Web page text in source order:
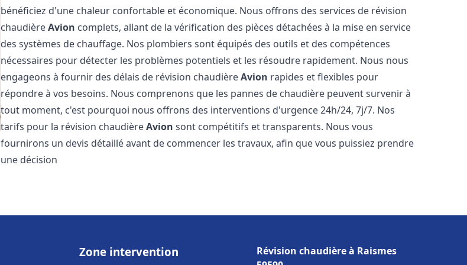
bénéficiez d'une chaleur confortable et économique. Nous offrons des services de révision
chaudièreAvion complets, allant de la vérification des pièces détachées à la mise en service
des systèmes de chauffage. Nos plombiers sont équipés des outils et des compétences
nécessaires pour détecter les problèmes potentiels et les résoudre rapidement. Nous nous
engageons à fournir des délais de révision chaudièreAvion rapides et flexibles pour
répondre à vos besoins. Nous comprenons que les pannes de chaudière peuvent survenir à
tout moment, c'est pourquoi nous offrons des interventions d'urgence 24h/24, 7j/7. Nos
tarifs pour la révision chaudièreAvion sont compétitifs et transparents. Nous vous
fournirons un devis détaillé avant de commencer les travaux, afin que vous puissiez prendre
une décision
Zone intervention
Révision chaudière à Raismes